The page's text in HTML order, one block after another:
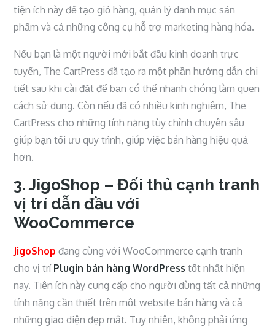
tiện ích này để tạo giỏ hàng, quản lý danh mục sản
phẩm và cả những công cụ hỗ trợ marketing hàng hóa.
Nếu bạn là một người mới bắt đầu kinh doanh trực
tuyến, The CartPress đã tạo ra một phần hướng dẫn chi
tiết sau khi cài đặt để bạn có thể nhanh chóng làm quen
cách sử dụng. Còn nếu đã có nhiều kinh nghiệm, The
CartPress cho những tính năng tùy chỉnh chuyên sâu
giúp bạn tối ưu quy trình, giúp việc bán hàng hiệu quả
hơn.
3. JigoShop – Đối thủ cạnh tranh
vị trí dẫn đầu với
WooCommerce
JigoShop đang cùng với WooCommerce cạnh tranh
cho vị trí Plugin bán hàng WordPress tốt nhất hiện
nay. Tiện ích này cung cấp cho người dùng tất cả những
tính năng cần thiết trên một website bán hàng và cả
những giao diện đẹp mắt. Tuy nhiên, không phải ứng